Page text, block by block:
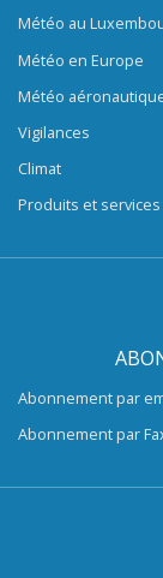
Météo au
Météo en Europe
Météo
Vigilances
Climat
Produits et services
Abonnement par
Abonnement par